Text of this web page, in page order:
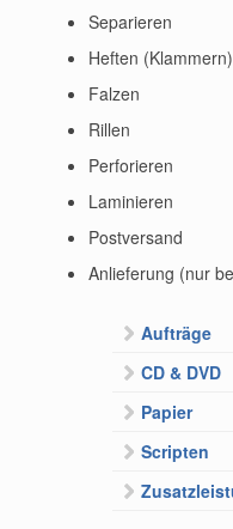
Separieren
Heften (Klammern)
Falzen
Rillen
Perforieren
Laminieren
Postversand
Anlieferung (nur
Aufträge
CD & DVD
Papier
Scripten